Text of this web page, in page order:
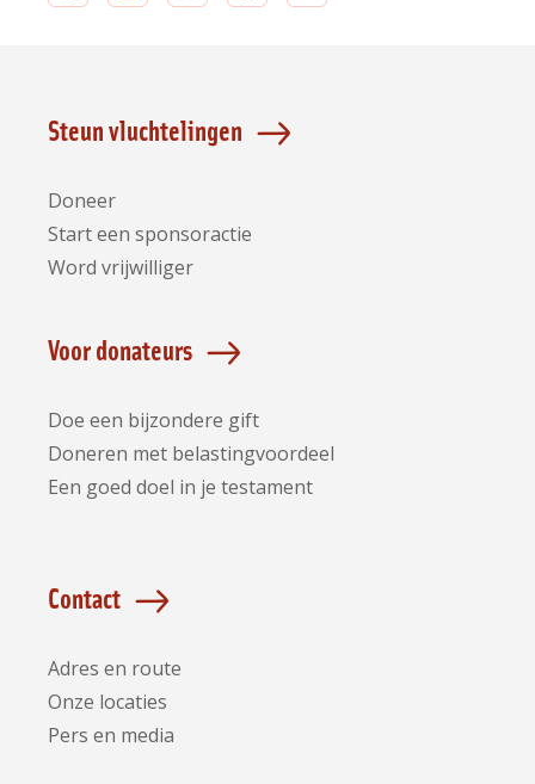
Volg
Volg
Volg
Volg
Volg
Steun vluchtelingen
Doneer
Start een sponsoractie
Word vrijwilliger
Voor donateurs
Doe een bijzondere gift
Doneren met belastingvoordeel
Een goed doel in je testament
Contact
Adres en route
Onze locaties
Pers en media